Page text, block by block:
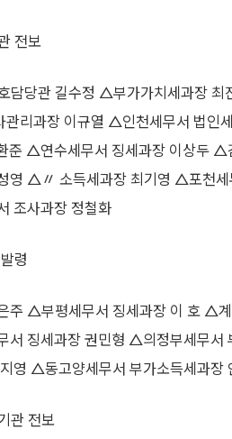
전보
담당관 길수정 △부가가치세과장
관리과장 이규열 △인천세무서 법
준 △연수세무서 징세과장 이상두
영 △〃 소득세과장 최기영 △포천
조사과장 정철화
령
주 △부평세무서 징세과장 이 호 △
서 징세과장 권민형 △의정부세무
영 △동고양세무서 부가소득세과장
관 전보